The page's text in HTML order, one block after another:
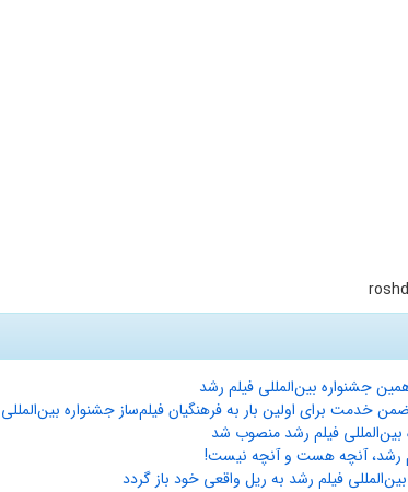
جشنواره بین‌المللی فیلم رشد
برای اولین بار به فرهنگیان فیلم‌ساز جشنواره
بین‌المللی فیلم رشد منصوب شد
رشد، آنچه هست و آنچه نیست!
فیلم رشد به ریل واقعی خود باز ‌گردد